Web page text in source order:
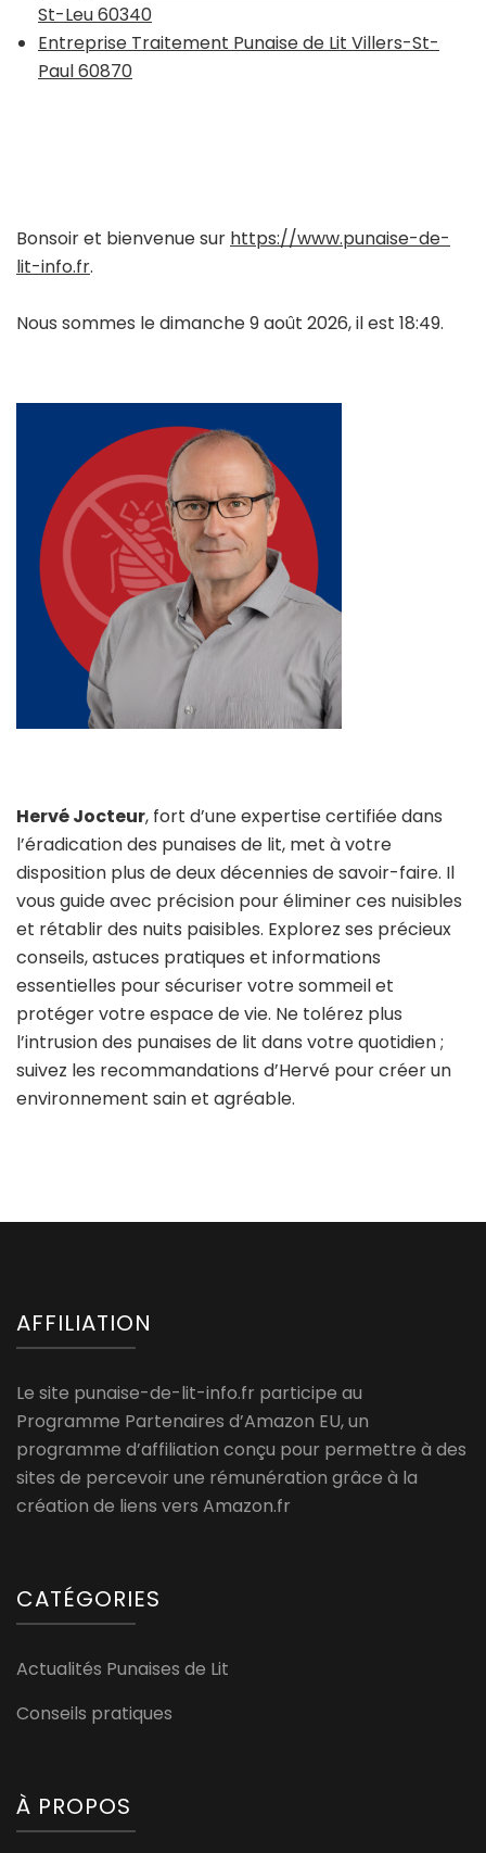
St-Leu 60340
Entreprise Traitement Punaise de Lit Villers-St-
Paul 60870
Bonsoir et bienvenue sur https://www.punaise-de-
lit-info.fr.
Nous sommes le dimanche 9 août 2026, il est 18:49.
Hervé Jocteur, fort d’une expertise certifiée dans
l’éradication des punaises de lit, met à votre
disposition plus de deux décennies de savoir-faire. Il
vous guide avec précision pour éliminer ces nuisibles
et rétablir des nuits paisibles. Explorez ses précieux
conseils, astuces pratiques et informations
essentielles pour sécuriser votre sommeil et
protéger votre espace de vie. Ne tolérez plus
l’intrusion des punaises de lit dans votre quotidien ;
suivez les recommandations d’Hervé pour créer un
environnement sain et agréable.
AFFILIATION
Le site punaise-de-lit-info.fr participe au
Programme Partenaires d’Amazon EU, un
programme d’affiliation conçu pour permettre à des
sites de percevoir une rémunération grâce à la
création de liens vers Amazon.fr
CATÉGORIES
Actualités Punaises de Lit
Conseils pratiques
À PROPOS